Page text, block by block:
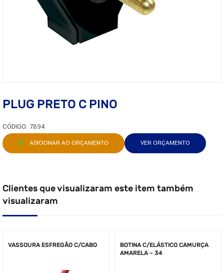
PLUG PRETO C PINO
CÓDIGO: 7894
ADICIONAR AO ORÇAMENTO VER ORÇAMENTO
Clientes que visualizaram este item também
visualizaram
VASSOURA ESFREGÃO C/CABO
BOTINA C/ELÁSTICO CAMURÇA
AMARELA – 34